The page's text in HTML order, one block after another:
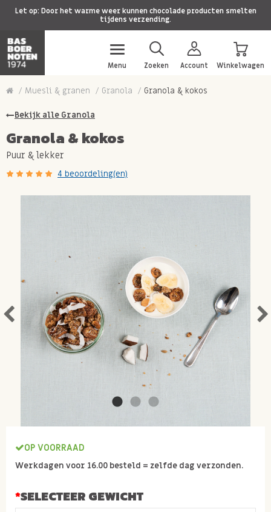
Let op: Door het warme weer kunnen chocolade producten smelten
tijdens verzending.
Menu Zoeken Account Winkelwagen
Muesli & granen Granola Granola & kokos
Bekijk alle Granola
Granola & kokos
Puur & lekker
4 beoordeling(en)
OP VOORRAAD
Werkdagen voor 16.00 besteld = zelfde dag verzonden.
SELECTEER GEWICHT